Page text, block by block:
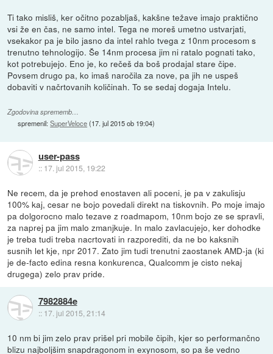
Ti tako misliš, ker očitno pozabljaš, kakšne težave imajo praktično
vsi že en čas, ne samo intel. Tega ne moreš umetno ustvarjati,
vsekakor pa je bilo jasno da intel rahlo tvega z 10nm procesom s
trenutno tehnologijo. Še 14nm procesa jim ni ratalo pognati tako,
kot potrebujejo. Eno je, ko rečeš da boš prodajal stare čipe.
Povsem drugo pa, ko imaš naročila za nove, pa jih ne uspeš
dobaviti v načrtovanih količinah. To se sedaj dogaja Intelu.
Zgodovina sprememb…
spremenil:SuperVeloce(17. jul 2015 ob 19:04)
user-pass
:: 17. jul 2015, 19:22
Ne recem, da je prehod enostaven ali poceni, je pa v zakulisju
100% kaj, cesar ne bojo povedali direkt na tiskovnih. Po moje imajo
pa dolgorocno malo tezave z roadmapom, 10nm bojo ze se spravli,
za naprej pa jim malo zmanjkuje. In malo zavlacujejo, ker dohodke
je treba tudi treba nacrtovati in razporediti, da ne bo kaksnih
susnih let kje, npr 2017. Zato jim tudi trenutni zaostanek AMD-ja (ki
je de-facto edina resna konkurenca, Qualcomm je cisto nekaj
drugega) zelo prav pride.
7982884e
:: 17. jul 2015, 21:14
10 nm bi jim zelo prav prišel pri mobile čipih, kjer so performančno
blizu najboljšim snapdragonom in exynosom, so pa še vedno